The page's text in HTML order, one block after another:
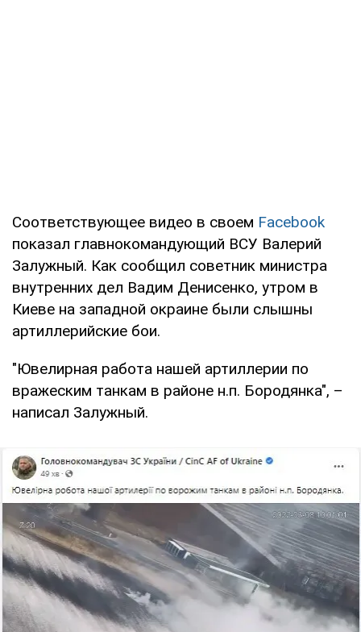
Соответствующее видео в своем Facebook
показал главнокомандующий ВСУ Валерий
Залужный. Как сообщил советник министра
внутренних дел Вадим Денисенко, утром в
Киеве на западной окраине были слышны
артиллерийские бои.
"Ювелирная работа нашей артиллерии по
вражеским танкам в районе н.п. Бородянка", –
написал Залужный.